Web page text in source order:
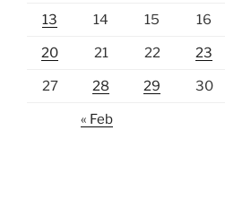
13 14 15 16
20 21 22 23
27 28 29 30
« Feb